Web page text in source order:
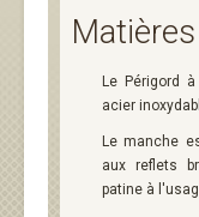
Le Périgord
acier
Le manche
aux reflets
patine à